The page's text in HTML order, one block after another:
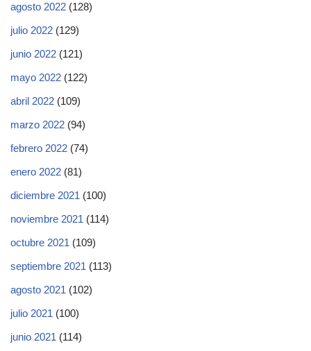
agosto 2022 (128)
julio 2022 (129)
junio 2022 (121)
mayo 2022 (122)
abril 2022 (109)
marzo 2022 (94)
febrero 2022 (74)
enero 2022 (81)
diciembre 2021 (100)
noviembre 2021 (114)
octubre 2021 (109)
septiembre 2021 (113)
agosto 2021 (102)
julio 2021 (100)
junio 2021 (114)